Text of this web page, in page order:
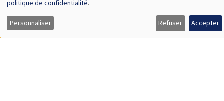
CONFÉRENCES/WORKSHOPS
Éco-campus La Pauliane